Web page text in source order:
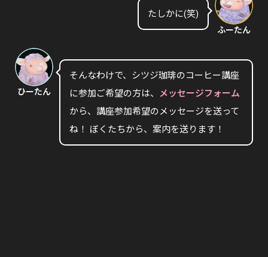
たしかに(笑)
ふーたん
ひーたん
そんなわけで、シツジ珈琲のコーヒー講座
に参加ご希望の方は、 メッセージフォーム
から、講座参加希望のメッセージを送って
ね！ ぼくたちから、案内を送ります！